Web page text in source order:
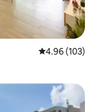
Calificación
4.96 (103)